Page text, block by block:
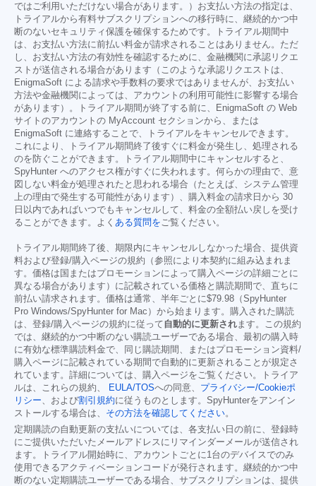
ではご利用いただけない場合があります。）お支払い方法の指定は、
トライアルから有料サブスクリプションへの移行時に、継続的かつ中
断のないセキュリティ保護を確保するためです。トライアル期間中
は、お支払い方法に前払い料金が請求されることはありません。ただ
し、お支払い方法の有効性を確認するために、金融機関に承認リクエ
ストが送信される場合があります（このような承認リクエストは、
EnigmaSoft による請求や手数料の要求ではありませんが、お支払い
方法や金融機関によっては、アカウントの利用可能性に影響する場合
があります）。トライアル期間が終了する前に、EnigmaSoft の Web
サイトのアカウントの MyAccount セクションから、または
EnigmaSoft に連絡することで、トライアルをキャンセルできます。
これにより、トライアル期間終了後すぐに料金が発生し、処理される
のを防ぐことができます。トライアル期間中にキャンセルすると、
SpyHunter へのアクセス権がすぐに失われます。何らかの理由で、意
図しない料金が処理されたと思われる場合（たとえば、システム管理
上の理由で発生する可能性があります）、購入料金の請求日から 30
日以内であればいつでもキャンセルして、料金の全額払い戻しを受け
ることができます。よく ある質問を ご覧ください。
トライアル期間終了後、期限内にキャンセルしなかった場合、提供資
料および登録/購入ページの規約（参照により本契約に組み込まれま
す。価格は国またはプロモーションによって購入ページの詳細ごとに
異なる場合があります）に記載されている価格と購読期間で、直ちに
前払い請求されます。価格は通常、半年ごとに$79.98 （SpyHunter
Pro Windows/SpyHunter for Mac）から始まります。購入された購読
は、登録/購入ページの規約に従って自動的に更新され ます。この規約
では、継続的かつ中断のない購読ユーザーである場合、最初の購入時
に有効な標準購読料金で、同じ購読期間、またはプロモーション資料/
購入ページに記載されている期間で自動的に更新されることが規定さ
れています。詳細については、購入ページをご覧ください。トライア
ルは、これらの規約、
EULA/TOSへの同意、 プライバシー/Cookieポ
リシー 、および割引規約に従うものとします。SpyHunterをアンイン
ストールする場合は、 その方法を確認してください。
定期購読の自動更新の支払いについては、各支払い日の前に、登録時
にご提供いただいたメールアドレスにリマインダーメールが送信され
ます。トライアル開始時に、アカウントごとに1台のデバイスでのみ
使用できるアクティベーションコードが発行されます。継続的かつ中
断のない定期購読ユーザーである場合、サブスクリプションは、提供